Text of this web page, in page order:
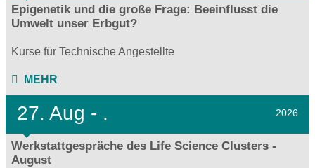
Epigenetik und die große Frage: Beeinflusst die
Umwelt unser Erbgut?
Kurse für Technische Angestellte
MEHR
27. Aug - . 2026
Werkstattgespräche des Life Science Clusters -
August